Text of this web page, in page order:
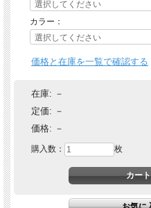
カラー：
価格と在庫を一覧で確認する
在庫: －
定価: －
価格: －
購入数： 枚